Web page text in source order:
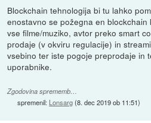
Blockchain tehnologija bi tu lahko
enostavno se požegna en
vse filme/muziko, avtor preko smart
prodaje (v okviru regulacije) in
vsebino ter iste pogoje preprodaje in
uporabnike.
Zgodovina sprememb…
spremenil: Lonsarg(8. dec 2019 ob 11:51)